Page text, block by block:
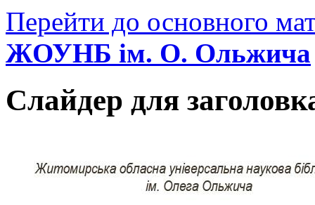
Перейти до основного
ЖОУНБ ім. О. Ольжича
Слайдер для